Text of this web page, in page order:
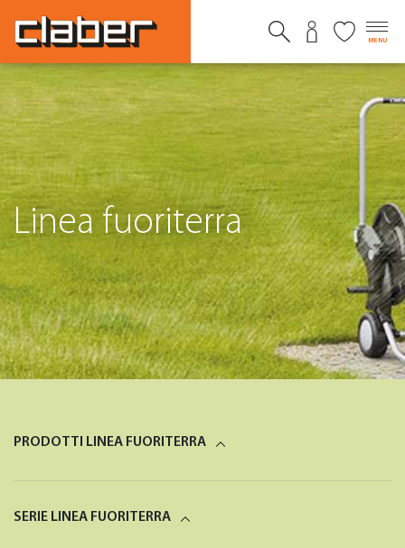
MENU
Linea fuoriterra
PRODOTTI LINEA FUORITERRA
SERIE LINEA FUORITERRA